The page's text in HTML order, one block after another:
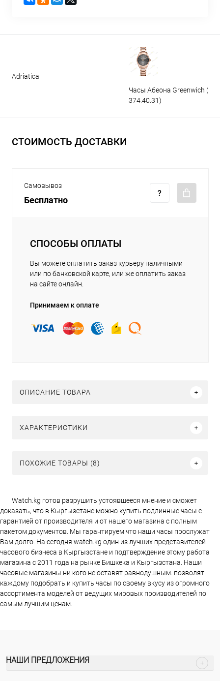
Adriatica
Часы Абеона Greenwich (GW
374.40.31)
СТОИМОСТЬ ДОСТАВКИ
Самовывоз
Бесплатно
СПОСОБЫ ОПЛАТЫ
Вы можете оплатить заказ курьеру наличными
или по банковской карте, или же оплатить заказ
на сайте онлайн.
Принимаем к оплате
ОПИСАНИЕ ТОВАРА
ХАРАКТЕРИСТИКИ
ПОХОЖИЕ ТОВАРЫ (8)
Watch.kg готов разрушить устоявшееся мнение и сможет
доказать, что в Кыргызстане можно купить подлинные часы с
гарантией от производителя и от нашего магазина с полным
пакетом документов. Мы гарантируем что наши часы прослужат
Вам долго. На сегодня watch.kg один из лучших представителей
часового бизнеса в Кыргызстане и подтверждение этому работа
магазина c 2011 года на рынке Бишкека и Кыргызстана. Наши
часовые магазины ни кого не оставят равнодушным. позволят
каждому подобрать и купить часы по своему вкусу из огромного
ассортимента моделей от ведущих мировых производителей по
самым лучшим ценам.
НАШИ ПРЕДЛОЖЕНИЯ